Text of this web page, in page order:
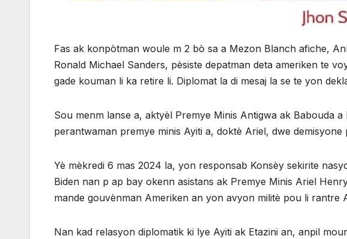
Fas ak konpòtman woule m 2 bò sa a Mezon Blanch afiche,
Ronald Michael Sanders, pèsiste depatman deta ameriken te
gade kouman li ka retire li. Diplomat la di mesaj la se te yon
Sou menm lanse a, aktyèl Premye Minis Antigwa ak Babouda
perantwaman premye minis Ayiti a, doktè Ariel, dwe demisyone
Yè mèkredi 6 mas 2024 la, yon responsab Konsèy sekirite
Biden nan p ap bay okenn asistans ak Premye Minis Ariel
mande gouvènman Ameriken an yon avyon militè pou li rantre
Nan kad relasyon diplomatik ki lye Ayiti ak Etazini an, anpil